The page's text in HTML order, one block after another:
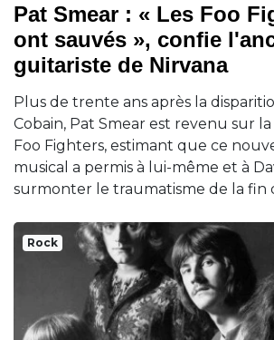
Pat Smear : « Les Foo
ont sauvés », confie
guitariste de Nirvana
Plus de trente ans après la
Cobain, Pat Smear est revenu sur la
Foo Fighters, estimant que ce
musical a permis à lui-même et à
surmonter le traumatisme de la fin
Rock